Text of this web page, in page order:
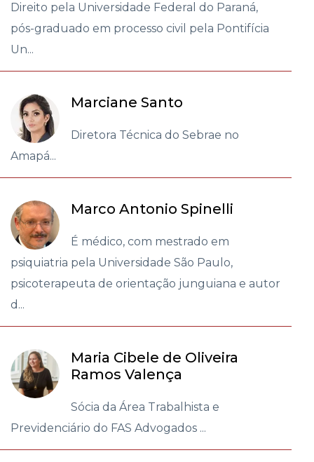
Direito pela Universidade Federal do Paraná,
pós-graduado em processo civil pela Pontifícia
Un...
Marciane Santo
Diretora Técnica do Sebrae no
Amapá...
Marco Antonio Spinelli
É médico, com mestrado em
psiquiatria pela Universidade São Paulo,
psicoterapeuta de orientação junguiana e autor
d...
Maria Cibele de Oliveira
Ramos Valença
Sócia da Área Trabalhista e
Previdenciário do FAS Advogados ...